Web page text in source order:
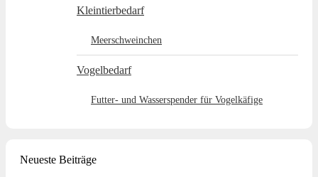
Kleintierbedarf
Meerschweinchen
Vogelbedarf
Futter- und Wasserspender für Vogelkäfige
Neueste Beiträge